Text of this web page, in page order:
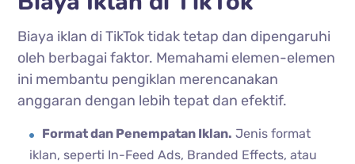
Biaya iklan di TikTok tidak tetap dan dipengaruhi
oleh berbagai faktor. Memahami elemen-elemen
ini membantu pengiklan merencanakan
anggaran dengan lebih tepat dan efektif.
Format dan Penempatan Iklan. Jenis format
iklan, seperti In-Feed Ads, Branded Effects, atau